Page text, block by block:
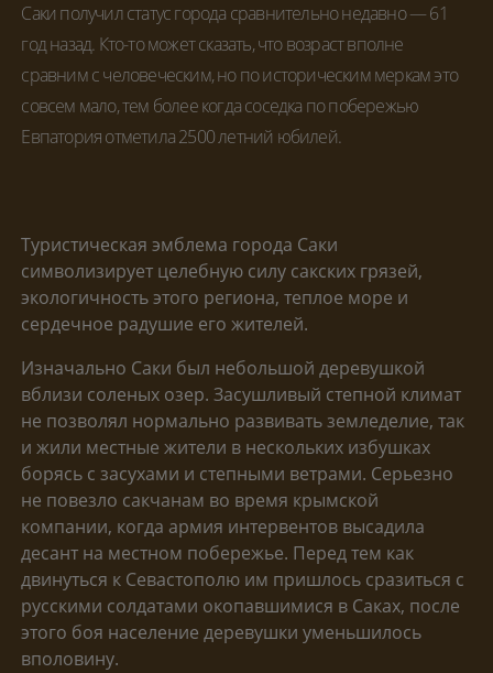
Саки получил статус города сравнительно недавно — 61
год назад. Кто-то может сказать, что возраст вполне
сравним с человеческим, но по историческим меркам это
совсем мало, тем более когда соседка по побережью
Евпатория отметила 2500 летний юбилей.
Туристическая эмблема города Саки
символизирует целебную силу сакских грязей,
экологичность этого региона, теплое море и
сердечное радушие его жителей.
Изначально Саки был небольшой деревушкой
вблизи соленых озер. Засушливый степной климат
не позволял нормально развивать земледелие, так
и жили местные жители в нескольких избушках
борясь с засухами и степными ветрами. Серьезно
не повезло сакчанам во время крымской
компании, когда армия интервентов высадила
десант на местном побережье. Перед тем как
двинуться к Севастополю им пришлось сразиться с
русскими солдатами окопавшимися в Саках, после
этого боя население деревушки уменьшилось
вполовину.